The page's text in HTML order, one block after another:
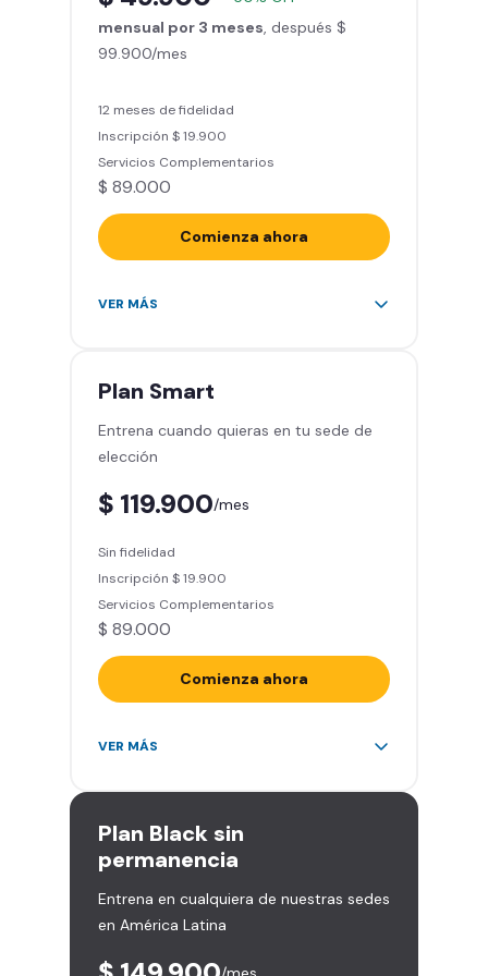
Clases grupales con profesores*
(Sujeto a disponibilidad de salón
Acceso a todas las áreas de la
sede
mensual por 3 meses , después $
99.900/mes
12 meses de fidelidad
Inscripción $ 19.900
Servicios Complementarios
$ 89.000
Comienza ahora
Acceso ilimitado a más de 2.000
Smart Spa (Relájate en los sillones
de masajes)
Descuentos especiales en marcas
Smart Fit App (Tu plan de
Clases grupales con profesores*
(Sujeto a disponibilidad de salón
en cada sede)
Acceso a todas las áreas de la
VER MÁS
Plan Smart
Entrena cuando quieras en tu sede de
elección
$ 119.900/mes
Sin fidelidad
Inscripción $ 19.900
Servicios Complementarios
$ 89.000
Comienza ahora
Acceso ilimitado a más de 2.000
Derecho a traer un invitado 5
Smart Spa (Relájate en los sillones
de masajes)
Descuentos especiales en marcas
aliadas
VER MÁS
Plan Black sin
permanencia
Entrena en cualquiera de nuestras sedes
en América Latina